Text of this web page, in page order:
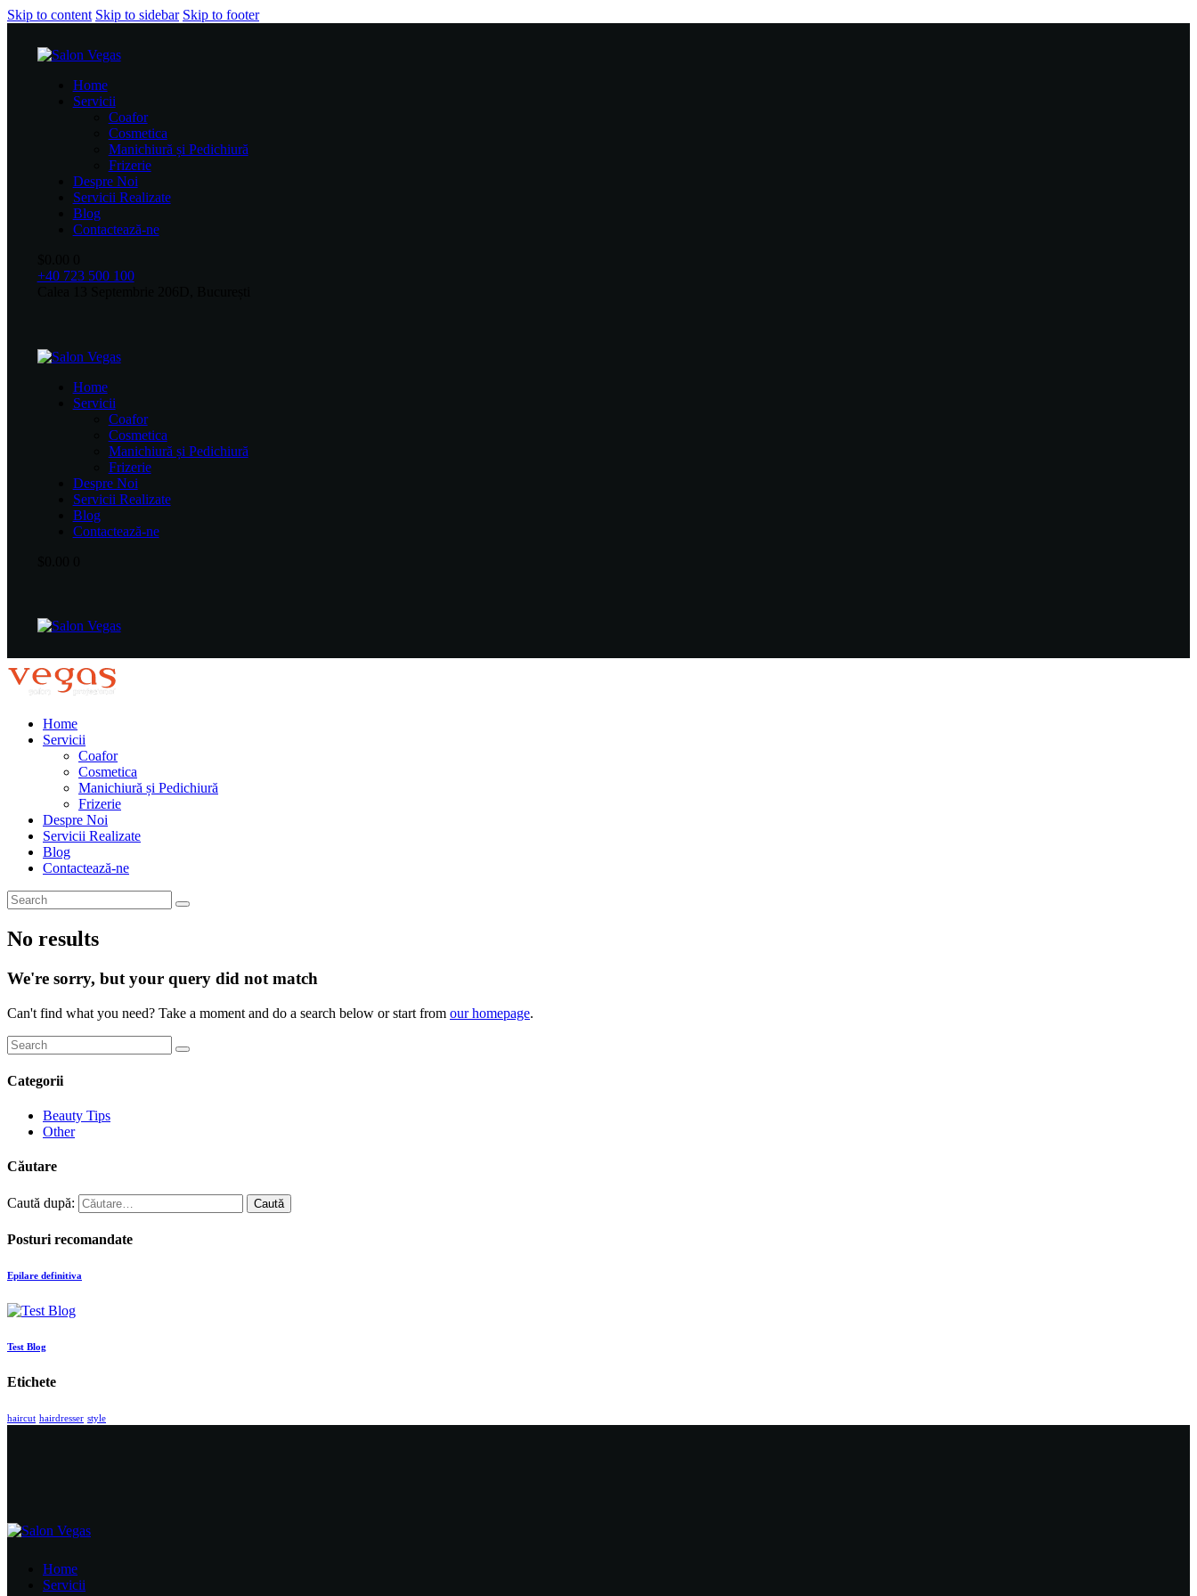
Skip to content Skip to sidebar Skip to footer
Home
Servicii
Coafor
Cosmetica
Manichiură și Pedichiură
Frizerie
Despre Noi
Servicii Realizate
Blog
Contactează-ne
+40 723 500 100
Home
Servicii
Coafor
Cosmetica
Manichiură și Pedichiură
Frizerie
Despre Noi
Servicii Realizate
Blog
Contactează-ne
Home
Servicii
Coafor
Cosmetica
Manichiură și Pedichiură
Frizerie
Despre Noi
Servicii Realizate
Blog
Contactează-ne
No results
We're sorry, but your query did not match
Can't find what you need? Take a moment and do a search below or start from our homepage.
Categorii
Beauty Tips
Other
Căutare
Caută după:
Posturi recomandate
Epilare definitiva
Test Blog
Etichete
haircut hairdresser style
Home
Servicii